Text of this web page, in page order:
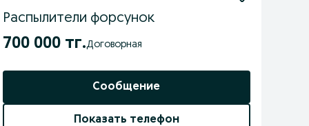
Распылители форсунок
700 000 тг. Договорная
Сообщение
Показать телефон